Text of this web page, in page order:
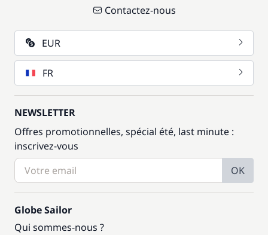
Contactez-nous
EUR
FR
NEWSLETTER
Offres promotionnelles, spécial été, last minute :
inscrivez-vous
OK
Globe Sailor
Qui sommes-nous ?